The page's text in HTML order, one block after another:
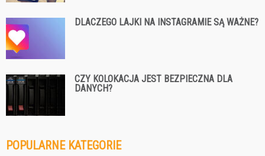
DLACZEGO LAJKI NA INSTAGRAMIE SĄ WAŻNE?
CZY KOLOKACJA JEST BEZPIECZNA DLA
DANYCH?
POPULARNE KATEGORIE